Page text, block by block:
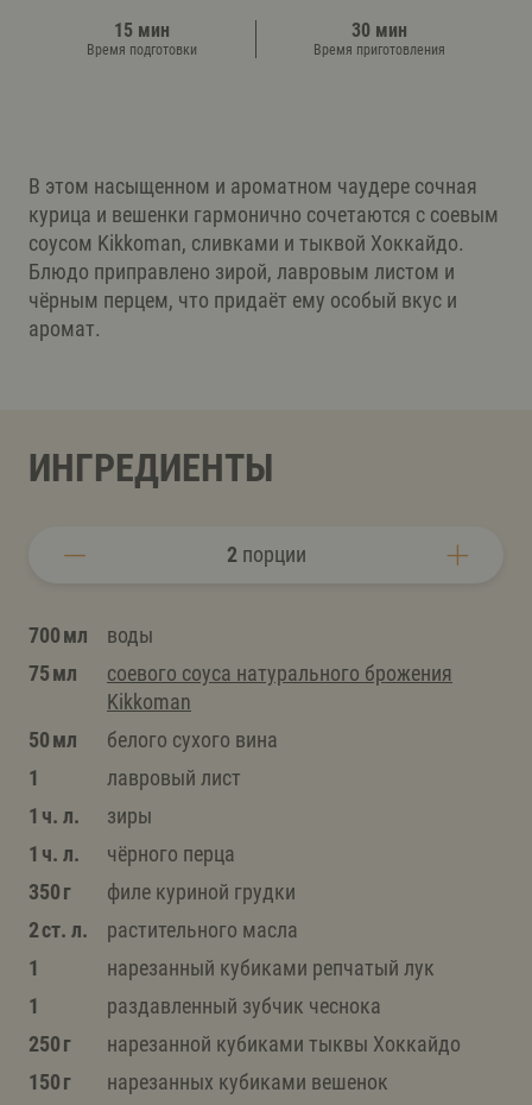
15 мин
Время подготовки
30 мин
Время приготовления
В этом насыщенном и ароматном чаудере сочная
курица и вешенки гармонично сочетаются с соевым
соусом Kikkoman, сливками и тыквой Хоккайдо.
Блюдо приправлено зирой, лавровым листом и
чёрным перцем, что придаёт ему особый вкус и
аромат.
ИНГРЕДИЕНТЫ
2порции
700 мл
воды
75 мл
соевого соуса натурального брожения
Kikkoman
50 мл
белого сухого вина
1
лавровый лист
1 ч. л.
зиры
1 ч. л.
чёрного перца
350 г
филе куриной грудки
2 ст. л.
растительного масла
1
нарезанный кубиками репчатый лук
1
раздавленный зубчик чеснока
250 г
нарезанной кубиками тыквы Хоккайдо
150 г
нарезанных кубиками вешенок